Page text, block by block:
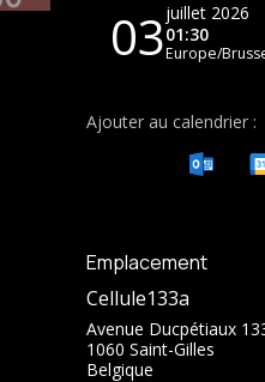
03juillet 2026
01:30
Europe/
Ajouter au calendrier :
Emplacement
Cellule133a
Avenue Ducpétiaux
1060 Saint-Gilles
Belgique